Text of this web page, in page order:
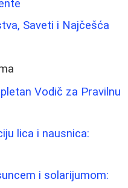
Saveti i Najčešća
Vodič za Pravilnu
lica i nausnica:
i solarijumom: